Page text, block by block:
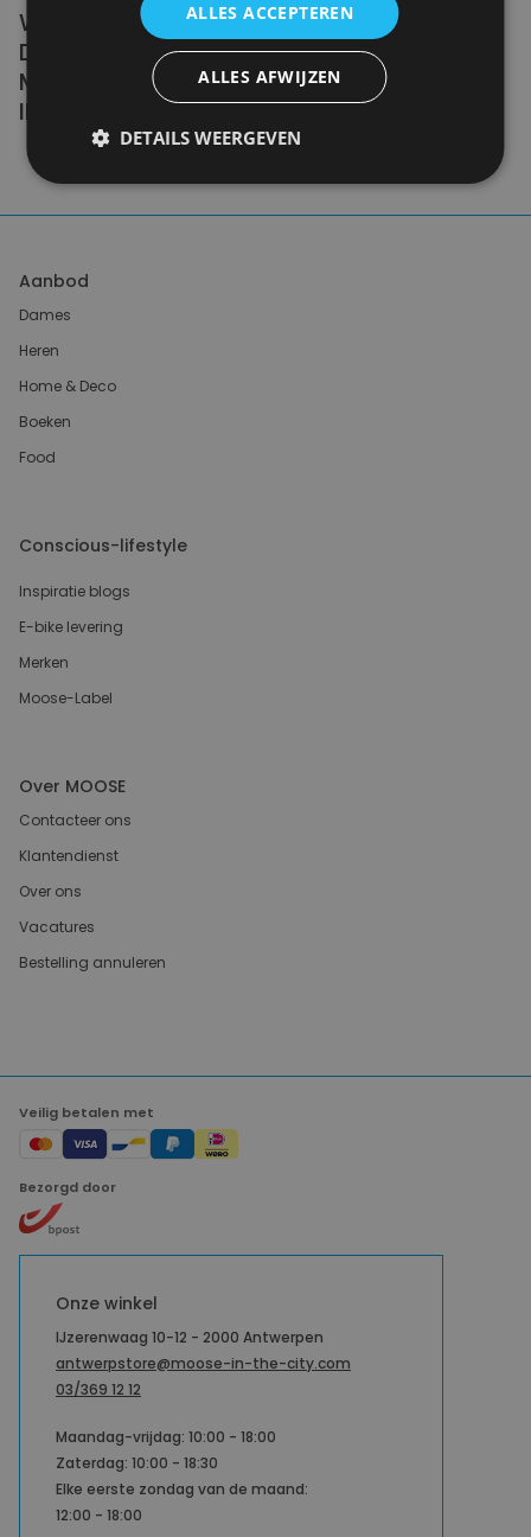
WE DON'T NEED A HANDFUL OF PEOPLE
DOING ZERO WASTE PERFECTLY. WE NEED
MILLIONS OF PEOPLE DOING IT
IMPERFECTLY.
Aanbod
Dames
Heren
Home & Deco
Boeken
Food
Conscious-lifestyle
Inspiratie blogs
E-bike levering
Merken
Moose-Label
Over MOOSE
Contacteer ons
Klantendienst
Over ons
Vacatures
Bestelling annuleren
Veilig betalen met
Bezorgd door
Onze winkel
IJzerenwaag 10-12 - 2000 Antwerpen
antwerpstore@moose-in-the-city.com
03/369 12 12
Maandag-vrijdag: 10:00 - 18:00
Zaterdag: 10:00 - 18:30
Elke eerste zondag van de maand:
12:00 - 18:00
ALLES ACCEPTEREN
ALLES AFWIJZEN
DETAILS WEERGEVEN